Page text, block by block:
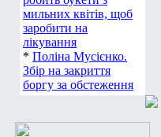
мильних квітів, щоб
заробити на
лікування
* Поліна Мусієнко.
Збір на закриття
боргу за обстеження